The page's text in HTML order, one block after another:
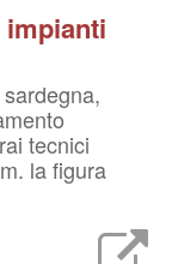
tecnici
la figura